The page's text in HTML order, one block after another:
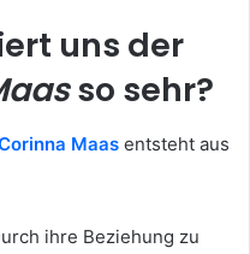
uns der
so sehr?
Maas entsteht aus
ihre Beziehung zu